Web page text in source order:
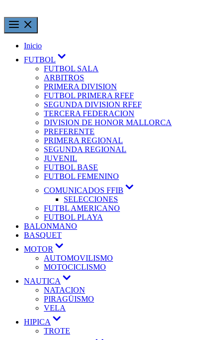
Inicio
FUTBOL
FUTBOL SALA
ARBITROS
PRIMERA DIVISION
FUTBOL PRIMERA RFEF
SEGUNDA DIVISION RFEF
TERCERA FEDERACION
DIVISION DE HONOR MALLORCA
PREFERENTE
PRIMERA REGIONAL
SEGUNDA REGIONAL
JUVENIL
FUTBOL BASE
FUTBOL FEMENINO
COMUNICADOS FFIB
SELECCIONES
FUTBL AMERICANO
FUTBOL PLAYA
BALONMANO
BASQUET
MOTOR
AUTOMOVILISMO
MOTOCICLISMO
NAUTICA
NATACION
PIRAGÜISMO
VELA
HIPICA
TROTE